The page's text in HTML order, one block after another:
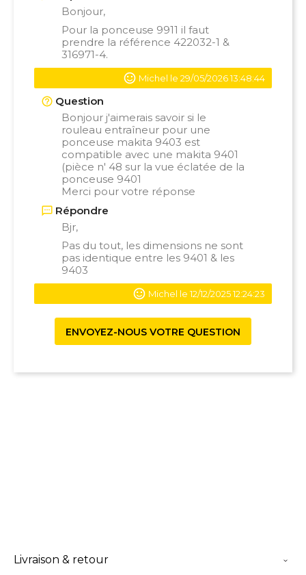
Bonjour,
Pour la ponceuse 9911 il faut
prendre la référence 422032-1 &
316971-4.
Michel le 29/05/2026 13:48:44
Question
Bonjour j'aimerais savoir si le
rouleau entraîneur pour une
ponceuse makita 9403 est
compatible avec une makita 9401
(pièce n' 48 sur la vue éclatée de la
ponceuse 9401
Merci pour votre réponse
Répondre
Bjr,
Pas du tout, les dimensions ne sont
pas identique entre les 9401 & les
9403
Michel le 12/12/2025 12:24:23
ENVOYEZ-NOUS VOTRE QUESTION
Livraison & retour